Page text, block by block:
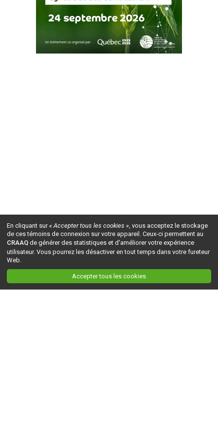
En cliquant sur« Accepter tous les cookies », vous acceptez le stockage
de ces témoins de connexion sur votre appareil. Ceux-ci permettent au
CRAAQ de générer des statistiques et d'améliorer votre expérience
utilisateur. Vous pourrez les désactiver en tout temps dans votre fureteur
Web.
Accepter tous les cookies